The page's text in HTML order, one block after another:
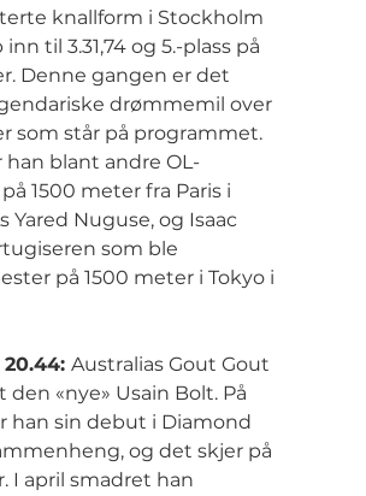
knallform i Stockholm
til 3.31,74 og 5.-plass på
Denne gangen er det
drømmemil over
som står på programmet.
han blant andre OL-
1500 meter fra Paris i
Yared Nuguse, og Isaac
som ble
på 1500 meter i Tokyo i
Australias Gout Gout
«nye» Usain Bolt. På
han sin debut i Diamond
og det skjer på
I april smadret han